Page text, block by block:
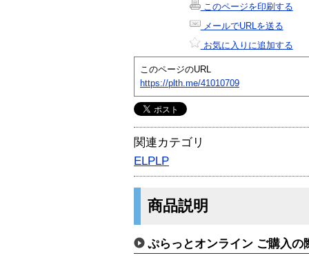
このページを印刷する
メールでURLを送る
お気に入りに追加する
このページのURL
https://plth.me/41010709
関連カテゴリ
ELPLP
商品説明
ぷらっとオンライン ご購入の